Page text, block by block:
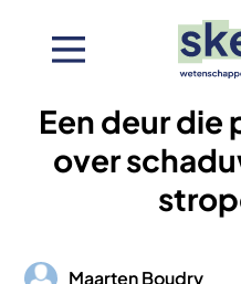
inhoudEen deur
over
Afbeelding
Maarten Boudry